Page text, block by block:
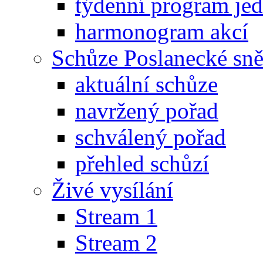
týdenní program
harmonogram akcí
Schůze Poslanecké
aktuální schůze
navržený pořad
schválený pořad
přehled schůzí
Živé vysílání
Stream 1
Stream 2